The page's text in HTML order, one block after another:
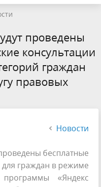
проведены
консультации
граждан
правовых
Новости
бесплатные
граждан в режиме
программы «Яндекс